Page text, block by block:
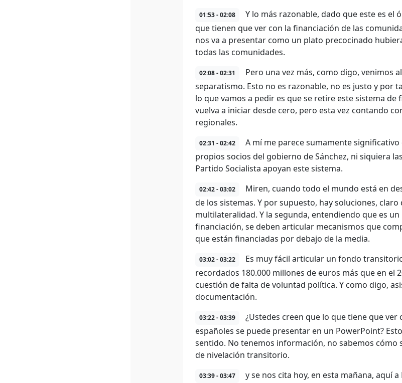
01:53 - 02:08
Y lo más razonable, dado que este es
que tienen que ver con la financiación de las
nos va a presentar como un plato precocinado
todas las comunidades.
02:08 - 02:31
Pero una vez más, como digo, venimos
separatismo. Esto no es razonable, no es justo y por
lo que vamos a pedir es que se retire este sistema
vuelva a iniciar desde cero, pero esta vez contando
regionales.
02:31 - 02:42
A mí me parece sumamente
propios socios del gobierno de Sánchez, ni siquiera
Partido Socialista apoyan este sistema.
02:42 - 03:02
Miren, cuando todo el mundo está en
de los sistemas. Y por supuesto, hay soluciones,
multilateralidad. Y la segunda, entendiendo que es
financiación, se deben articular mecanismos que
que están financiadas por debajo de la media.
03:02 - 03:22
Es muy fácil articular un fondo
recordados 180.000 millones de euros más que en el
cuestión de falta de voluntad política. Y como digo,
documentación.
03:22 - 03:39
¿Ustedes creen que lo que tiene que
españoles se puede presentar en un PowerPoint?
sentido. No tenemos información, no sabemos cómo
de nivelación transitorio.
03:39 - 03:47
y se nos cita hoy, en esta mañana, aquí